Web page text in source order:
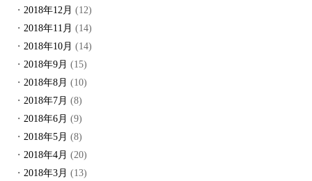
2018年12月 (12)
2018年11月 (14)
2018年10月 (14)
2018年9月 (15)
2018年8月 (10)
2018年7月 (8)
2018年6月 (9)
2018年5月 (8)
2018年4月 (20)
2018年3月 (13)